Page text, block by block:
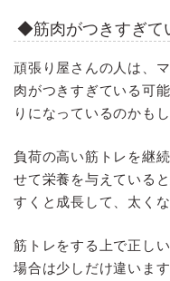
◆筋肉がつきすぎて
頑張り屋さんの人は、
肉がつきすぎている可
りになっているのかもし
負荷の高い筋トレを継
せて栄養を与えている
すくと成長して、太く
筋トレをする上で正し
場合は少しだけ違いま